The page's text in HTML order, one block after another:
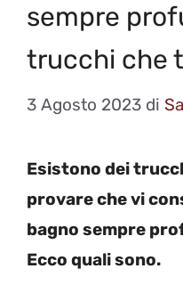
sempre
trucchi che
3 Agosto 2023 di
Esistono dei
provare che vi
bagno sempre
Ecco quali sono.